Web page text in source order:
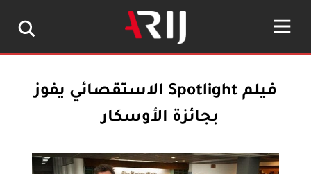
فيلم Spotlight الاستقصائي يفوز
بجائزة الأوسكار